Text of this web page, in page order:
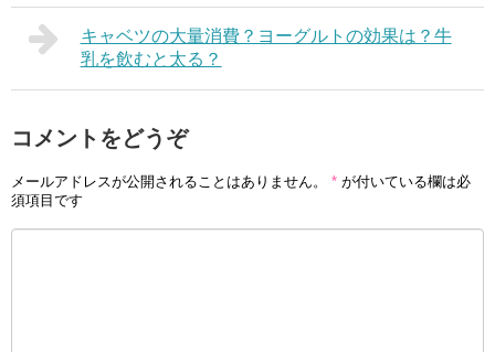
キャベツの大量消費？ヨーグルトの効果は？牛
乳を飲むと太る？
コメントをどうぞ
メールアドレスが公開されることはありません。 * が付いている欄は必
須項目です